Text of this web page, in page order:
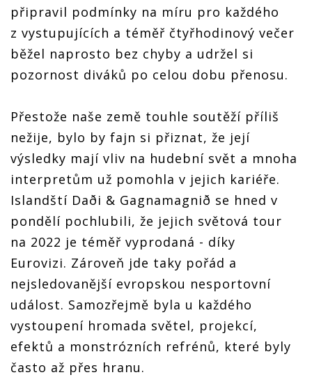
připravil podmínky na míru pro každého
z vystupujících a téměř čtyřhodinový večer
běžel naprosto bez chyby a udržel si
pozornost diváků po celou dobu přenosu.
Přestože naše země touhle soutěží příliš
nežije, bylo by fajn si přiznat, že její
výsledky mají vliv na hudební svět a mnoha
interpretům už pomohla v jejich kariéře.
Islandští Daði & Gagnamagnið se hned v
pondělí pochlubili, že jejich světová tour
na 2022 je téměř vyprodaná - díky
Eurovizi. Zároveň jde taky pořád a
nejsledovanější evropskou nesportovní
událost. Samozřejmě byla u každého
vystoupení hromada světel, projekcí,
efektů a monstrózních refrénů, které byly
často až přes hranu.